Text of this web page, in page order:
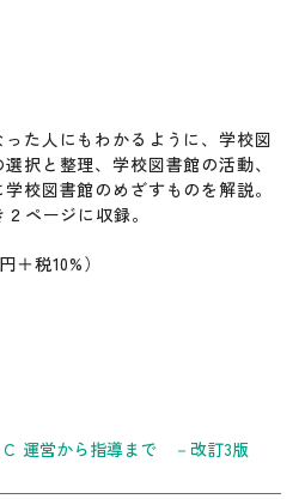
た人にもわかるように、学校図
択と整理、学校図書館の活動、
校図書館のめざすものを解説。
ページに収録。
税10%）
Ｃ 運営から指導まで －改訂3版